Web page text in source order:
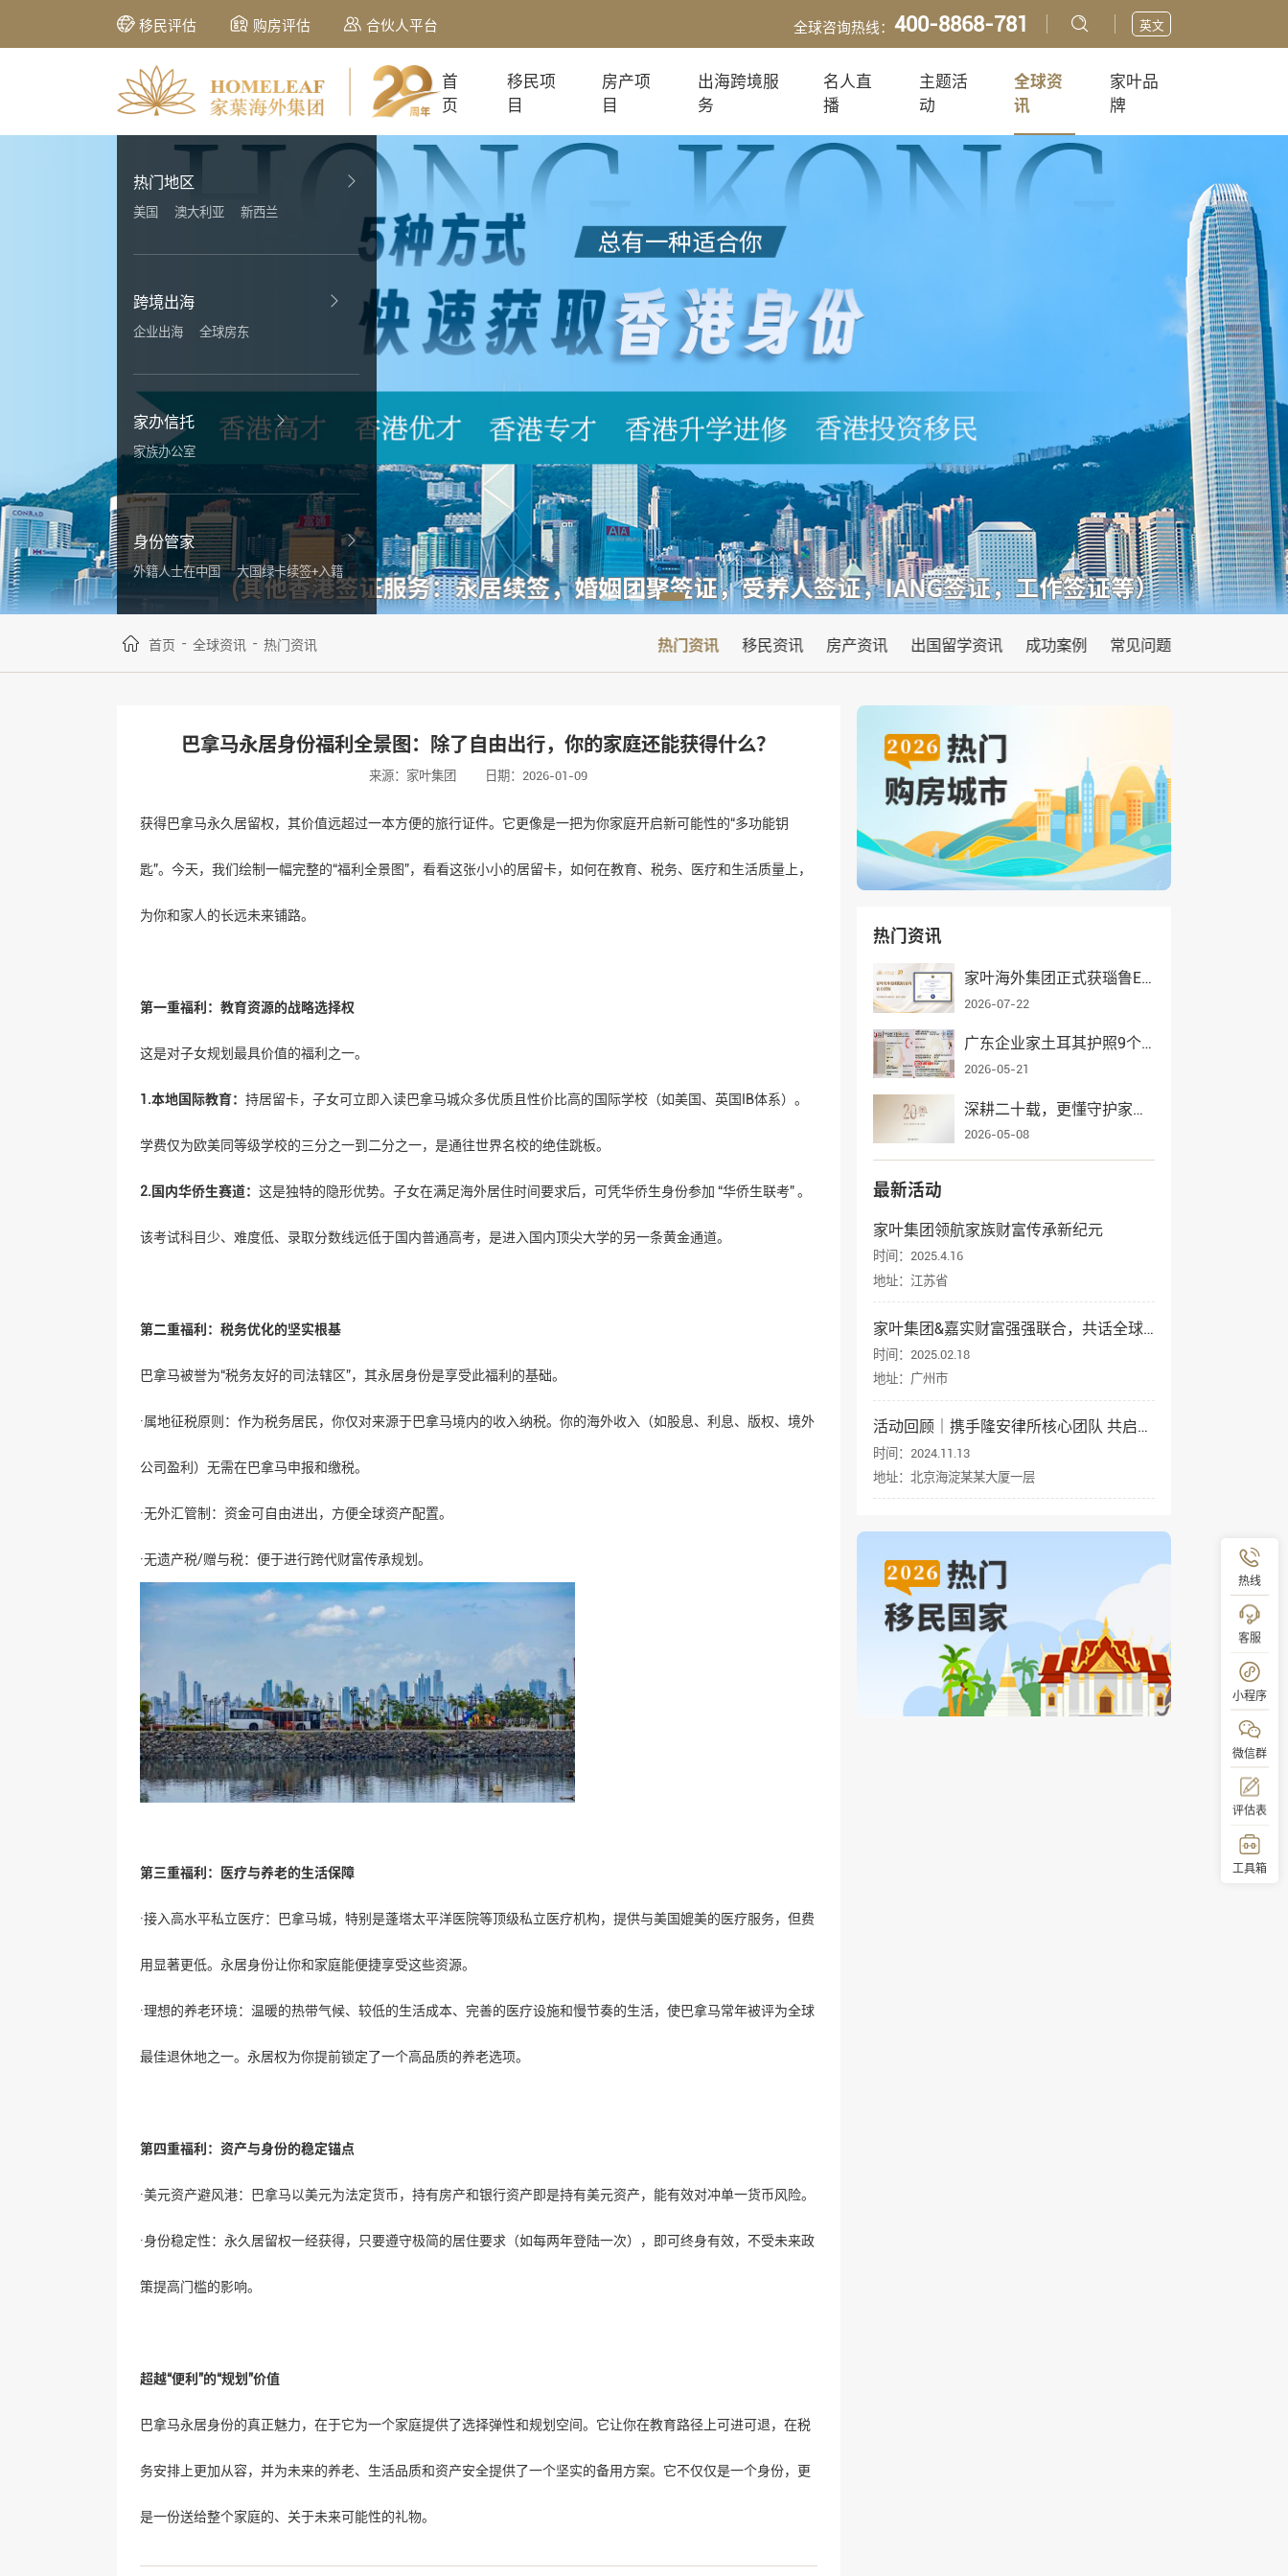
移民评估 购房评估 合伙人平台 全球咨询热线：400-8868-781 英文
首
页
移民项
目
房产项
目
出海跨境服
务
名人直
播
主题活
动
全球资
讯
家叶品
牌
热门地区
美国 澳大利亚 新西兰
跨境出海
企业出海 全球房东
家办信托
家族办公室
身份管家
外籍人士在中国 大国绿卡续签+入籍
热门资讯 移民资讯 房产资讯 出国留学资讯 成功案例 常见问题
首页 - 全球资讯 - 热门资讯
巴拿马永居身份福利全景图：除了自由出行，你的家庭还能获得什么？
来源：家叶集团 日期：2026-01-09
获得巴拿马永久居留权，其价值远超过一本方便的旅行证件。它更像是一把为你家庭开启新可能性的“多功能钥
匙”。今天，我们绘制一幅完整的“福利全景图”，看看这张小小的居留卡，如何在教育、税务、医疗和生活质量上，
为你和家人的长远未来铺路。
第一重福利：教育资源的战略选择权
这是对子女规划最具价值的福利之一。
1.本地国际教育：持居留卡，子女可立即入读巴拿马城众多优质且性价比高的国际学校（如美国、英国IB体系）。
学费仅为欧美同等级学校的三分之一到二分之一，是通往世界名校的绝佳跳板。
2.国内华侨生赛道：这是独特的隐形优势。子女在满足海外居住时间要求后，可凭华侨生身份参加 “华侨生联考” 。
该考试科目少、难度低、录取分数线远低于国内普通高考，是进入国内顶尖大学的另一条黄金通道。
第二重福利：税务优化的坚实根基
巴拿马被誉为“税务友好的司法辖区”，其永居身份是享受此福利的基础。
·属地征税原则：作为税务居民，你仅对来源于巴拿马境内的收入纳税。你的海外收入（如股息、利息、版权、境外
公司盈利）无需在巴拿马申报和缴税。
·无外汇管制：资金可自由进出，方便全球资产配置。
·无遗产税/赠与税：便于进行跨代财富传承规划。
第三重福利：医疗与养老的生活保障
·接入高水平私立医疗：巴拿马城，特别是蓬塔太平洋医院等顶级私立医疗机构，提供与美国媲美的医疗服务，但费
用显著更低。永居身份让你和家庭能便捷享受这些资源。
·理想的养老环境：温暖的热带气候、较低的生活成本、完善的医疗设施和慢节奏的生活，使巴拿马常年被评为全球
最佳退休地之一。永居权为你提前锁定了一个高品质的养老选项。
第四重福利：资产与身份的稳定锚点
·美元资产避风港：巴拿马以美元为法定货币，持有房产和银行资产即是持有美元资产，能有效对冲单一货币风险。
·身份稳定性：永久居留权一经获得，只要遵守极简的居住要求（如每两年登陆一次），即可终身有效，不受未来政
策提高门槛的影响。
超越“便利”的“规划”价值
巴拿马永居身份的真正魅力，在于它为一个家庭提供了选择弹性和规划空间。它让你在教育路径上可进可退，在税
务安排上更加从容，并为未来的养老、生活品质和资产安全提供了一个坚实的备用方案。它不仅仅是一个身份，更
是一份送给整个家庭的、关于未来可能性的礼物。
热门资讯
家叶海外集团正式获瑙鲁ECRCP项目官方授权，身份规划服务再添权威认证
2026-07-22
广东企业家土耳其护照9个月获批，家叶海外全流程护航一家三口入籍
2026-05-21
深耕二十载，更懂守护家业——家叶海外集团辉煌发展纪实
2026-05-08
最新活动
家叶集团领航家族财富传承新纪元
时间：2025.4.16
地址：江苏省
家叶集团&嘉实财富强强联合，共话全球资产配置与身份规划
时间：2025.02.18
地址：广州市
活动回顾｜携手隆安律所核心团队 共启企业出海新征程
时间：2024.11.13
地址：北京海淀某某大厦一层
热线
客服
小程序
微信群
评估表
工具箱